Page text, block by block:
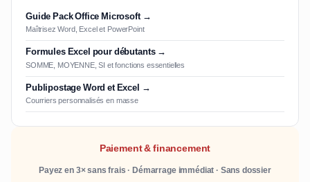
Guide Pack Office Microsoft →
Maîtrisez Word, Excel et PowerPoint
Formules Excel pour débutants →
SOMME, MOYENNE, SI et fonctions essentielles
Publipostage Word et Excel →
Courriers personnalisés en masse
Paiement & financement
Payez en 3× sans frais · Démarrage immédiat · Sans dossier